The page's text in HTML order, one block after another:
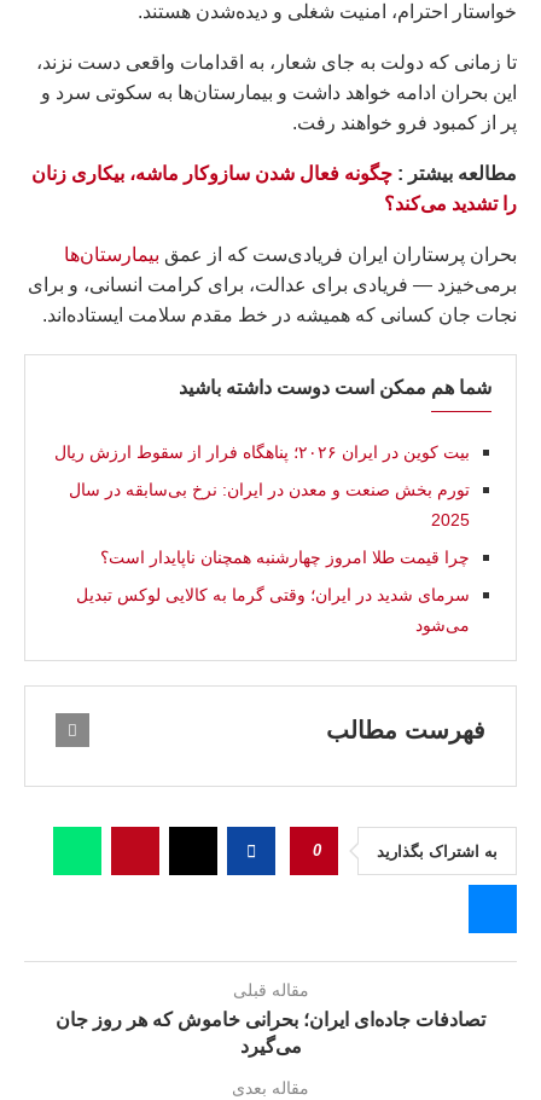
خواستار احترام، امنیت شغلی و دیده‌شدن هستند.
تا زمانی که دولت به جای شعار، به اقدامات واقعی دست نزند،
این بحران ادامه خواهد داشت و بیمارستان‌ها به سکوتی سرد و
پر از کمبود فرو خواهند رفت.
مطالعه بيشتر : چگونه فعال شدن سازوکار ماشه، بیکاری زنان
را تشدید می‌کند؟
بحران پرستاران ایران فریادی‌ست که از عمق بیمارستان‌ها
برمی‌خیزد — فریادی برای عدالت، برای کرامت انسانی، و برای
نجات جان کسانی که همیشه در خط مقدم سلامت ایستاده‌اند.
شما هم ممکن است دوست داشته باشید
بیت کوین در ایران ۲۰۲۶؛ پناهگاه فرار از سقوط ارزش ریال
تورم بخش صنعت و معدن در ایران: نرخ بی‌سابقه در سال
2025
چرا قیمت طلا امروز چهارشنبه همچنان ناپایدار است؟
سرما‌ی شديد در ایران؛ وقتی گرما به کالایی لوکس تبدیل
می‌شود
فهرست مطالب
به اشتراک بگذارید 0
مقاله قبلی
تصادفات جاده‌ای ایران؛ بحرانی خاموش که هر روز جان
می‌گیرد
مقاله بعدی